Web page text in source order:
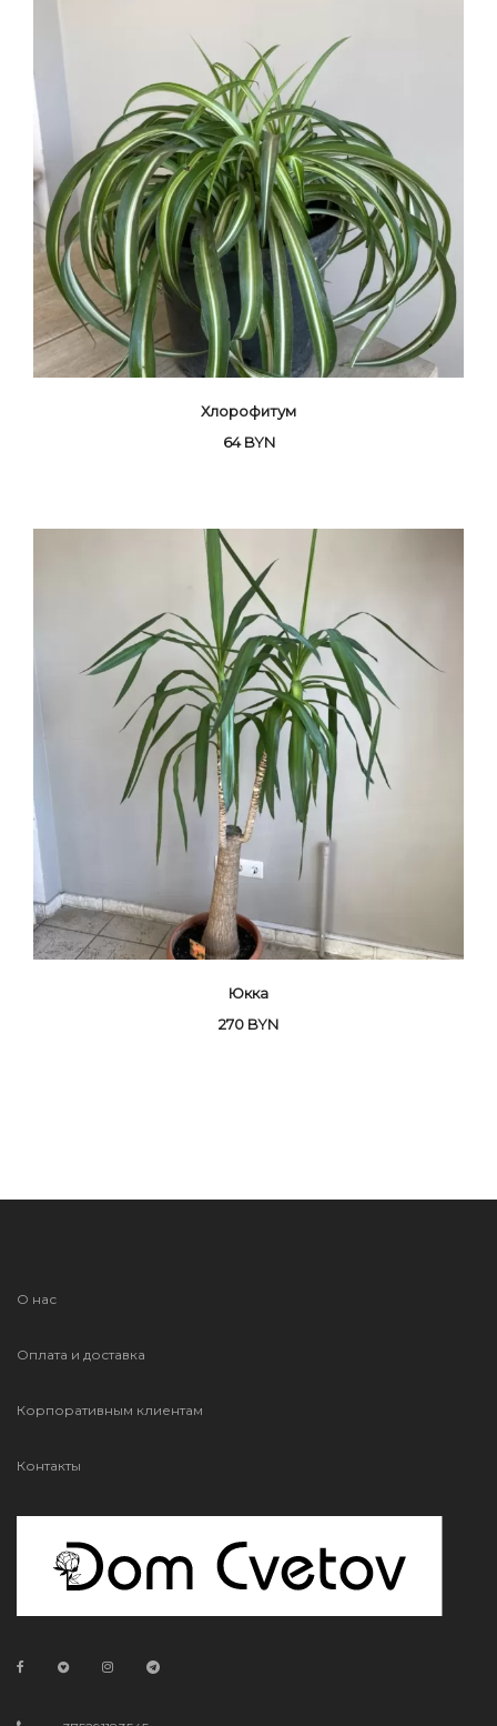
Хлорофитум
64BYN
Юкка
270 BYN
О нас
Оплата и доставка
Корпоративным клиентам
Контакты